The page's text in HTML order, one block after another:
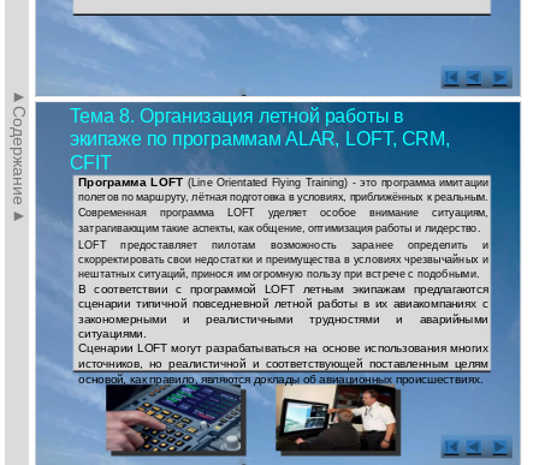
►Содержание► Тема 8. Организация летной работы в
экипаже по программам ALAR, LOFT, CRM,
CFIT
Программа LOFT(Line Orientated Flying Training) - это программа имитации
полетов по маршруту, лётная подготовка в условиях, приближённых к реальным.
Современная программа LOFT уделяет особое внимание ситуациям,
затрагивающим такие аспекты, как общение, оптимизация работы и лидерство.
LOFT предоставляет пилотам возможность заранее определить и
скорректировать свои недостатки и преимущества в условиях чрезвычайных и
нештатных ситуаций, принося им огромную пользу при встрече с подобными.
В соответствии с программой LOFT летным экипажам предлагаются
сценарии типичной повседневной летной работы в их авиакомпаниях с
закономерными и реалистичными трудностями и аварийными
ситуациями.
Сценарии LOFT могут разрабатываться на основе использования многих
источников, но реалистичной и соответствующей поставленным целям
основой, как правило, являются доклады об авиационных происшествиях.